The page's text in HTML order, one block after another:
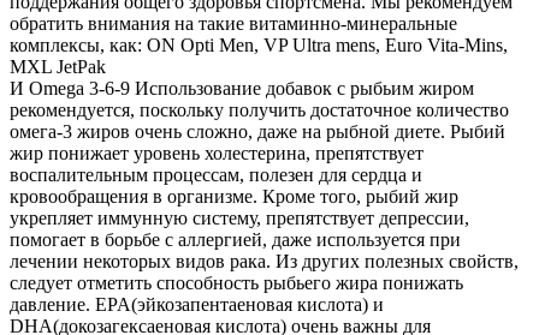
обратить внимания на такие витаминно-минеральные
комплексы, как: ON Opti Men, VP Ultra mens, Euro Vita-Mins,
MXL JetPak
И Omega 3-6-9 Использование добавок с рыбьим жиром
рекомендуется, поскольку получить достаточное количество
омега-3 жиров очень сложно, даже на рыбной диете. Рыбий
жир понижает уровень холестерина, препятствует
воспалительным процессам, полезен для сердца и
кровообращения в организме. Кроме того, рыбий жир
укрепляет иммунную систему, препятствует депрессии,
помогает в борьбе с аллергией, даже используется при
лечении некоторых видов рака. Из других полезных свойств,
следует отметить способность рыбьего жира понижать
давление. EPA(эйкозапентаеновая кислота) и
DHA(докозагексаеновая кислота) очень важны для